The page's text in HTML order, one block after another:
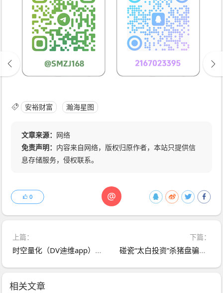
安裕财富 瀚海星图
文章来源： 网络
免责声明： 内容来自网络，版权归原作者，本站只提供信
息存储服务，侵权联系。
@
0
上篇：
时空量化（DV迪维app）跟单类资金盘骗局，大量单割会员，已经不能提现，要崩盘跑路了！
下篇：
碰瓷“太白投资”杀猪盘骗局，投诉反诈文章，崩盘在即
相关文章